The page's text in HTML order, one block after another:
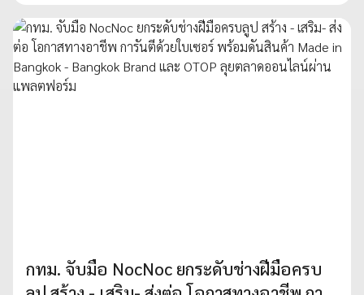
กทม. จับมือ NocNoc ยกระดับช่างฝีมือครบ